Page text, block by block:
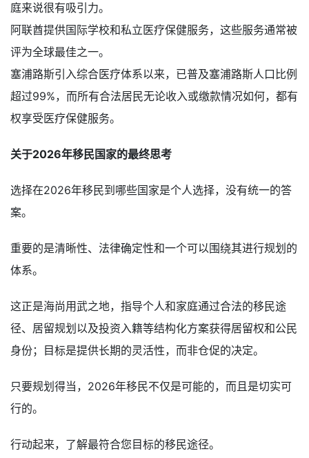
庭来说很有吸引力。
阿联酋提供国际学校和私立医疗保健服务，这些服务通常被
评为全球最佳之一。
塞浦路斯引入综合医疗体系以来，已普及塞浦路斯人口比例
超过99%，而所有合法居民无论收入或缴款情况如何，都有
权享受医疗保健服务。
关于2026年移民国家的最终思考
选择在2026年移民到哪些国家是个人选择，没有统一的答
案。
重要的是清晰性、法律确定性和一个可以围绕其进行规划的
体系。
这正是海尚用武之地，指导个人和家庭通过合法的移民途
径、居留规划以及投资入籍等结构化方案获得居留权和公民
身份；目标是提供长期的灵活性，而非仓促的决定。
只要规划得当，2026年移民不仅是可能的，而且是切实可
行的。
行动起来，了解最符合您目标的移民途径。